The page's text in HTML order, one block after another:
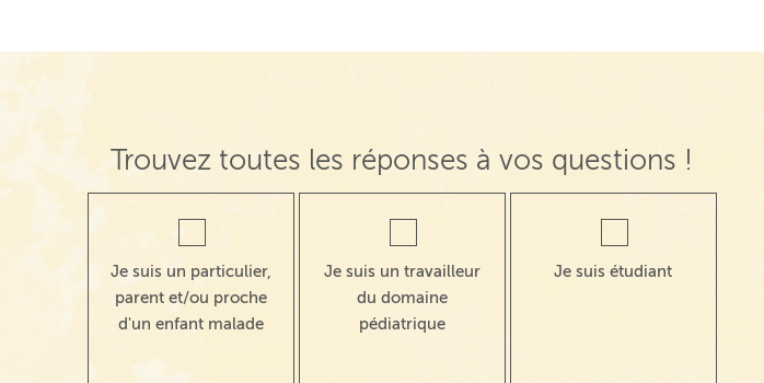
Trouvez toutes les réponses à vos questions !
Je suis un particulier,
parent et/ou proche
d'un enfant malade
Je suis un travailleur
du domaine
pédiatrique
Je suis étudiant